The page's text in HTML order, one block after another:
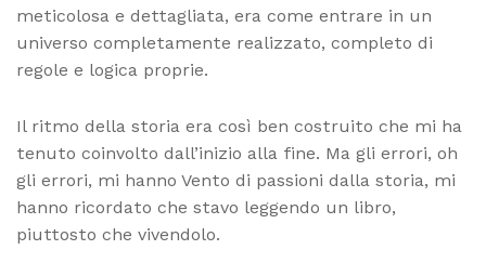
meticolosa e dettagliata, era come entrare in un
universo completamente realizzato, completo di
regole e logica proprie.
Il ritmo della storia era così ben costruito che mi ha
tenuto coinvolto dall’inizio alla fine. Ma gli errori, oh
gli errori, mi hanno Vento di passioni dalla storia, mi
hanno ricordato che stavo leggendo un libro,
piuttosto che vivendolo.